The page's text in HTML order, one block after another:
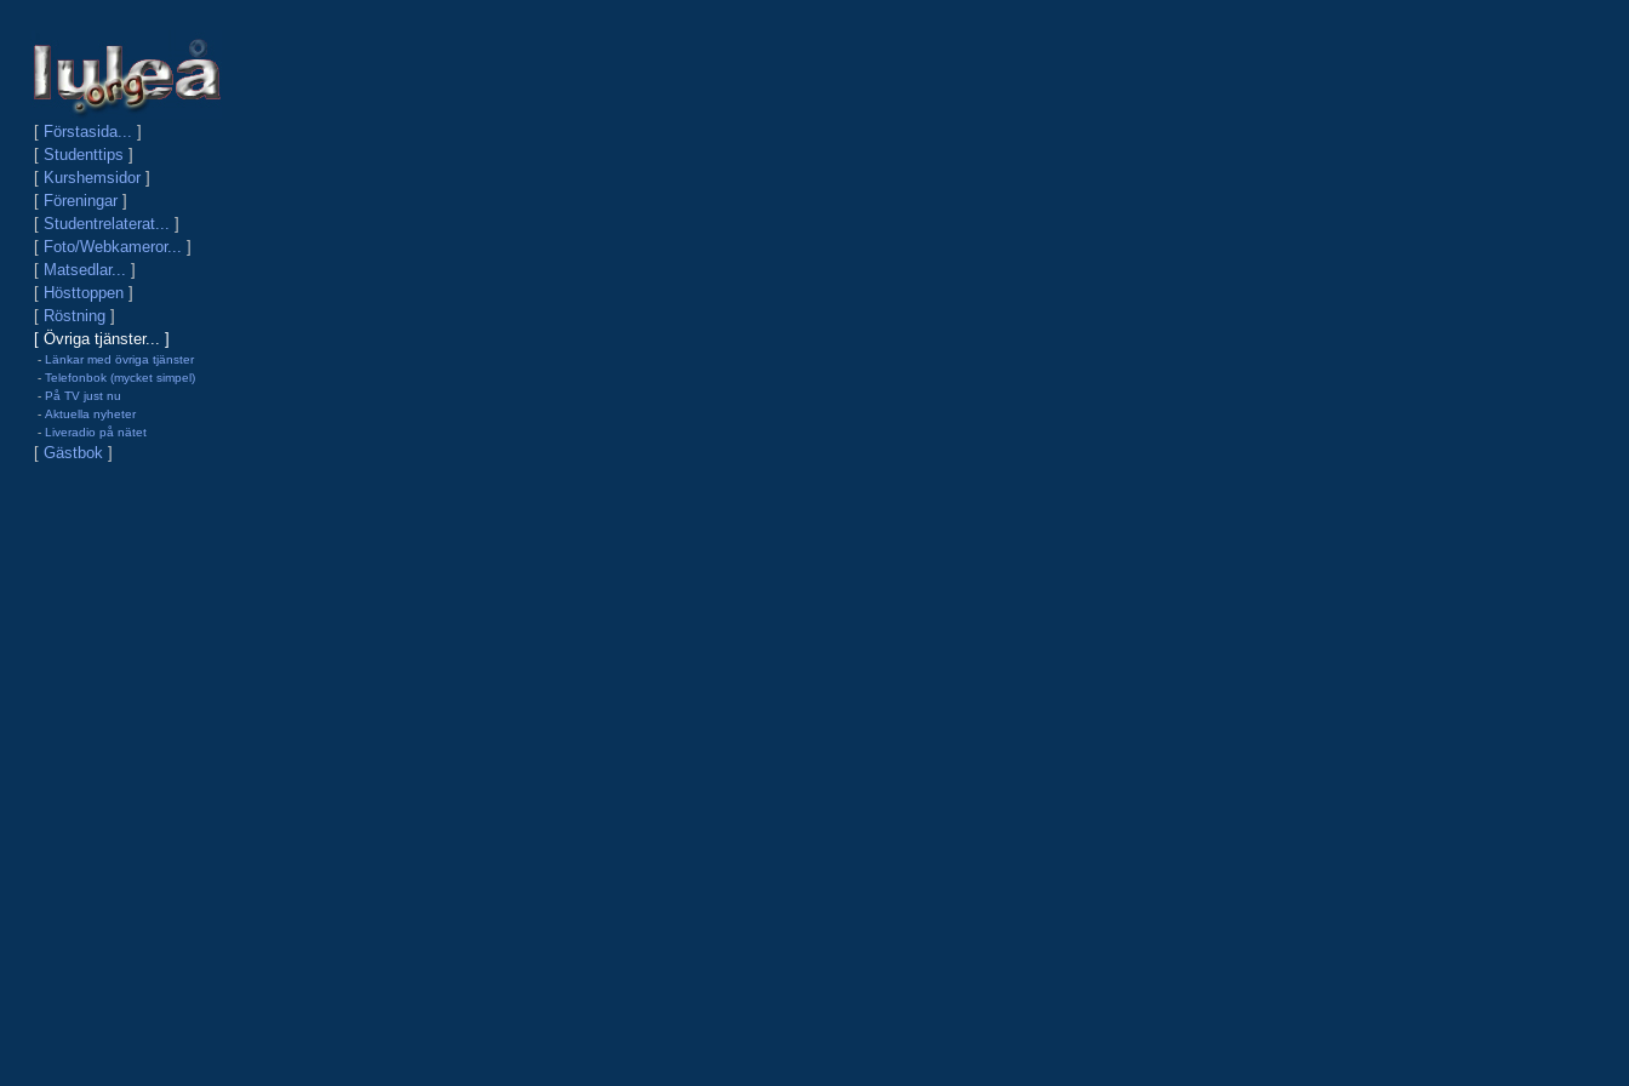
[ Förstasida... ]
[ Studenttips ]
[ Kurshemsidor ]
[ Föreningar ]
[ Studentrelaterat... ]
[ Foto/Webkameror... ]
[ Matsedlar... ]
[ Hösttoppen ]
[ Röstning ]
[ Övriga tjänster... ]
‑ Länkar med övriga tjänster
‑ Telefonbok (mycket simpel)
‑ På TV just nu
‑ Aktuella nyheter
‑ Liveradio på nätet
[ Gästbok ]